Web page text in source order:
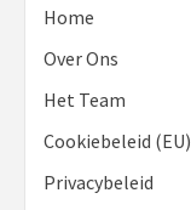
Home
Over Ons
Het Team
Cookiebeleid (EU)
Privacybeleid